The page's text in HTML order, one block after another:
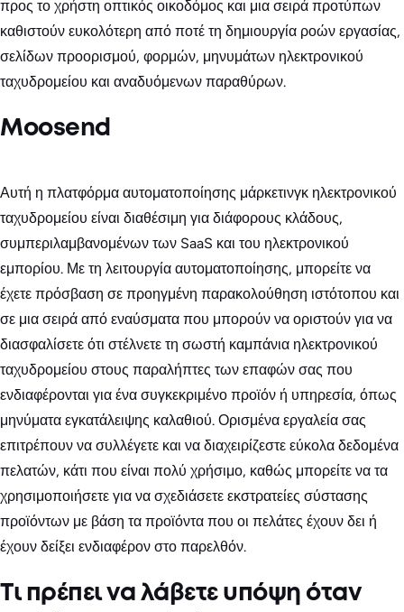
προς το χρήστη οπτικός οικοδόμος και μια σειρά προτύπων
καθιστούν ευκολότερη από ποτέ τη δημιουργία ροών εργασίας,
σελίδων προορισμού, φορμών, μηνυμάτων ηλεκτρονικού
ταχυδρομείου και αναδυόμενων παραθύρων.
Moosend
Αυτή η πλατφόρμα αυτοματοποίησης μάρκετινγκ ηλεκτρονικού
ταχυδρομείου είναι διαθέσιμη για διάφορους κλάδους,
συμπεριλαμβανομένων των SaaS και του ηλεκτρονικού
εμπορίου. Με τη λειτουργία αυτοματοποίησης, μπορείτε να
έχετε πρόσβαση σε προηγμένη παρακολούθηση ιστότοπου και
σε μια σειρά από εναύσματα που μπορούν να οριστούν για να
διασφαλίσετε ότι στέλνετε τη σωστή καμπάνια ηλεκτρονικού
ταχυδρομείου στους παραλήπτες των επαφών σας που
ενδιαφέρονται για ένα συγκεκριμένο προϊόν ή υπηρεσία, όπως
μηνύματα εγκατάλειψης καλαθιού. Ορισμένα εργαλεία σας
επιτρέπουν να συλλέγετε και να διαχειρίζεστε εύκολα δεδομένα
πελατών, κάτι που είναι πολύ χρήσιμο, καθώς μπορείτε να τα
χρησιμοποιήσετε για να σχεδιάσετε εκστρατείες σύστασης
προϊόντων με βάση τα προϊόντα που οι πελάτες έχουν δει ή
έχουν δείξει ενδιαφέρον στο παρελθόν.
Τι πρέπει να λάβετε υπόψη όταν